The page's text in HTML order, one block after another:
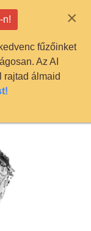
×
n!
fűzőinket
Az AI
rajtad álmaid